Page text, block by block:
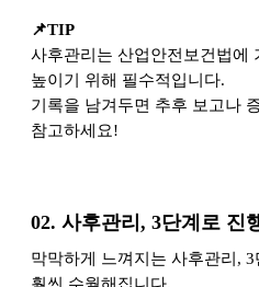
📌TIP
사후관리는 산업안전보건법에
높이기 위해 필수적입니다.
기록을 남겨두면 추후 보고나
참고하세요!
02. 사후관리, 3단계로 진
막막하게 느껴지는 사후관리,
훨씬 수월해집니다.